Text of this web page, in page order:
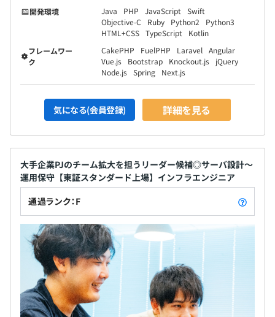
開発環境
Java PHP JavaScript
Swift
Objective-C
Ruby Python2
Python3
HTML+CSS TypeScript
Kotlin
フレームワー
ク
CakePHP FuelPHP Laravel Angular
Vue.js
Bootstrap Knockout.js
jQuery
Node.js Spring Next.js
気になる(会員登録) 詳細を見る
大手企業PJのチーム拡大を担うリーダー候補◎サーバ設計〜
運用保守【東証スタンダード上場】インフラエンジニア
通過ランク：F